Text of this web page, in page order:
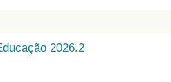
2026.2